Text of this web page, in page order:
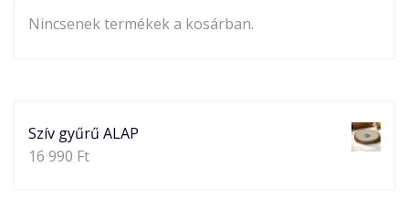
Nincsenek termékek a kosárban.
Szív gyűrű ALAP
16 990 Ft